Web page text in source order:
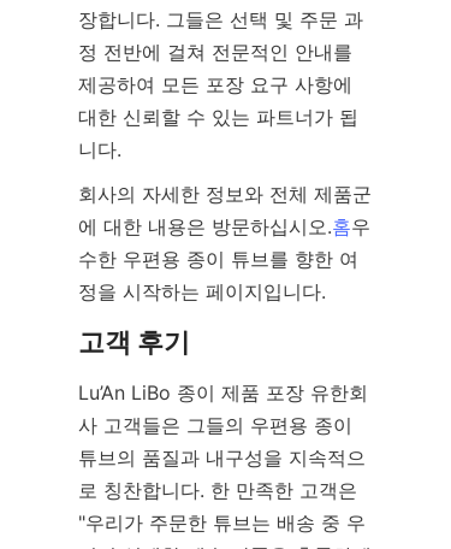
장합니다. 그들은 선택 및 주문 과
정 전반에 걸쳐 전문적인 안내를
제공하여 모든 포장 요구 사항에
대한 신뢰할 수 있는 파트너가 됩
니다.
회사의 자세한 정보와 전체 제품군
에 대한 내용은 방문하십시오.홈우
수한 우편용 종이 튜브를 향한 여
정을 시작하는 페이지입니다.
고객 후기
Lu’An LiBo 종이 제품 포장 유한회
사 고객들은 그들의 우편용 종이
튜브의 품질과 내구성을 지속적으
로 칭찬합니다. 한 만족한 고객은
"우리가 주문한 튜브는 배송 중 우